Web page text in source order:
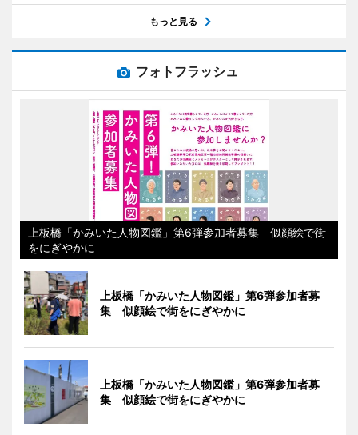
もっと見る
フォトフラッシュ
上板橋「かみいた人物図鑑」第6弾参加者募集 似顔絵で街
をにぎやかに
上板橋「かみいた人物図鑑」第6弾参加者募
集 似顔絵で街をにぎやかに
上板橋「かみいた人物図鑑」第6弾参加者募
集 似顔絵で街をにぎやかに